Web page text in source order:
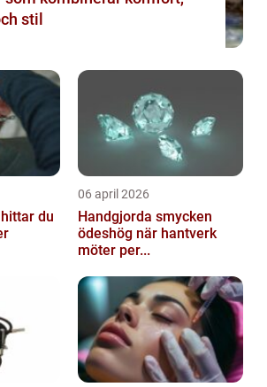
stil
06 april 2026
Handgjorda smycken
ödeshög när hantverk
möter per...